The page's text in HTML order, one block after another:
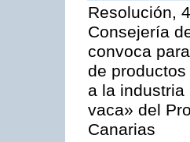
Resolución,
Consejería
convoca
de
a la
vaca» del
Canarias